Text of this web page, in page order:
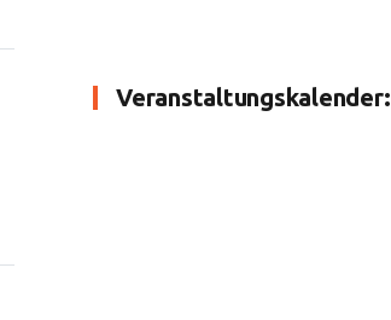
Veranstaltungskalender: